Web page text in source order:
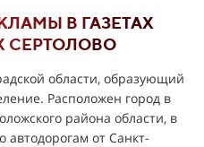
В ГАЗЕТАХ
СЕРТОЛОВО
области, образующий
Расположен город в
района области, в
автодорогам от Санкт-